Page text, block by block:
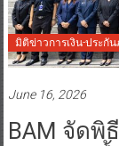
มิติข่าวการเงิน-ประกัน
June 16, 2026
BAM จัดพิ